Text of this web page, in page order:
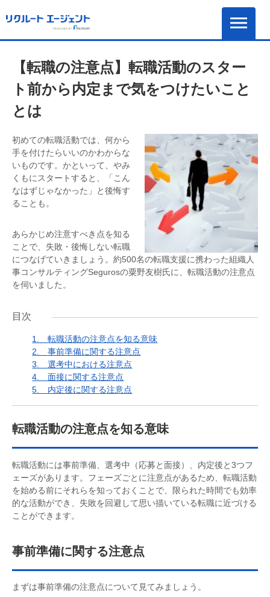
【転職の注意点】転職活動のスター
ト前から内定まで気をつけたいこと
とは
初めての転職活動では、何から
手を付けたらいいのかわからな
いものです。かといって、やみ
くもにスタートすると、「こん
なはずじゃなかった」と後悔す
ることも。
あらかじめ注意すべき点を知る
ことで、失敗・後悔しない転職
につなげていきましょう。約500名の転職支援に携わった組織人
事コンサルティングSegurosの粟野友樹氏に、転職活動の注意点
を伺いました。
目次
1.転職活動の注意点を知る意味
2.事前準備に関する注意点
3.選考中における注意点
4.面接に関する注意点
5. 内定後に関する注意点
転職活動の注意点を知る意味
転職活動には事前準備、選考中（応募と面接）、内定後と3つフ
ェーズがあります。フェーズごとに注意点があるため、転職活動
を始める前にそれらを知っておくことで、限られた時間でも効率
的な活動ができ、失敗を回避して思い描いている転職に近づける
ことができます。
事前準備に関する注意点
まずは事前準備の注意点について見てみましょう。